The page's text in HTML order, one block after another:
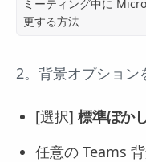
ミーティング中に
更する方法
2。背景オプション
[選択] 標準ぼか
任意の Teams